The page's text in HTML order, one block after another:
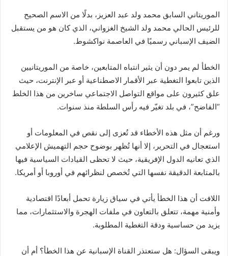
الموريتاني السابق محمد ولد عبد العزيز، بدلًا من الاسم الصحيح
للرئيس الحالي محمد ولد الشيخ الغزواني، الذي كان هو من يستقبل
الضيف الإسباني رسميًا في العاصمة نواكشوط.
الخطأ لم يمر دون أن يثير انتباه المتابعين، خاصة من الموريتانيين
الذين تابعوا التغطية عبر الأقمار الاصطناعية أو عبر الإنترنت، حيث
علق كثيرون على مواقع التواصل الاجتماعي ساخرين من هذا الخلط
“الفاضح”، في بلد تغيّر فيه رأس السلطة منذ سنوات.
ورغم أن مثل هذه الأخطاء قد تُعزى إلى نقص في المعلومات أو
استعجال في التحرير، إلا أنها تُظهر بوضوح حجم التهميش الإعلامي
الذي تعانيه الدول الإفريقية، حيث لا تحظى القيادات السياسية فيها
بالمتابعة الدقيقة نفسها التي تُخصص لنظرائهم في أوروبا أو أمريكا.
اللافت أن هذا الخطأ يأتي في سياق زيارة تحمل أبعادًا اقتصادية
وأمنية مهمة، تتعلق بالتعاون في ملفات الهجرة والاستثمارات، مما
يزيد من حساسية ودقة التغطية المطلوبة.
ويبقى السؤال: هل ستعتذر القناة الإسبانية عن هذا الخطأ؟ أم أن